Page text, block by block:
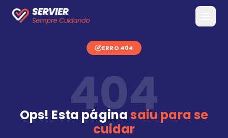
ERRO 404
404
Ops! Esta páginasaiu para se
cuidar